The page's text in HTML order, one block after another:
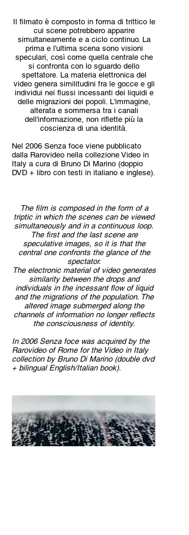
Il filmato è composto in forma di trittico le
cui scene potrebbero apparire
simultaneamente e a ciclo continuo. La
prima e l'ultima scena sono visioni
speculari, così come quella centrale che
si confronta con lo sguardo dello
spettatore. La materia elettronica del
video genera similitudini fra le gocce e gli
individui nei flussi incessanti dei liquidi e
delle migrazioni dei popoli. L'immagine,
alterata e sommersa tra i canali
dell'informazione, non riflette più la
coscienza di una identità.
Nel 2006 Senza foce viene pubblicato
dalla Rarovideo nella collezione Video in
Italy a cura di Bruno Di Marino (doppio
DVD + libro con testi in italiano e inglese).
The film is composed in the form of a
triptic in which the scenes can be viewed
simultaneously and in a continuous loop.
The first and the last scene are
speculative images, so it is that the
central one confronts the glance of the
spectator.
The electronic material of video generates
similarity between the drops and
individuals in the incessant flow of liquid
and the migrations of the population. The
altered image submerged along the
channels of information no longer reflects
the consciousness of identity.
In 2006 Senza foce was acquired by the
Rarovideo of Rome for the Video in Italy
collection by Bruno Di Marino (double dvd
+ bilingual English/Italian book).